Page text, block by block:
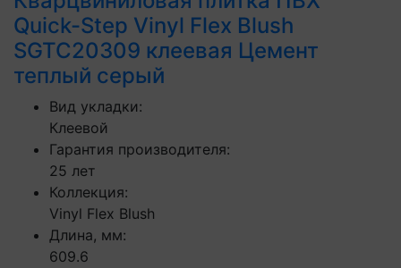
Quick-Step Vinyl Flex Blush
SGTC20309 клеевая Цемент
теплый серый
Вид укладки:
Клеевой
Гарантия производителя:
25 лет
Коллекция:
Vinyl Flex Blush
Длина, мм:
609.6